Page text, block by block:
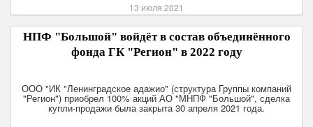
13 июля 2021
НПФ "Большой" войдёт в состав объединённого
фонда ГК "Регион" в 2022 году
ООО "ИК "Ленинградское адажио" (структура Группы компаний
"Регион") приобрел 100% акций АО "МНПФ "Большой", сделка
купли-продажи была закрыта 30 апреля 2021 года.